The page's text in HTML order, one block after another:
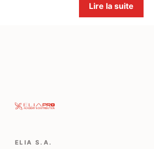
Lire la suite
ELIA S.A.